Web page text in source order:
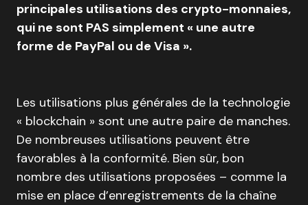
principales utilisations des crypto-monnaies,
qui ne sont PAS simplement « une autre
forme de PayPal ou de Visa ».
Les utilisations plus générales de la technologie
« blockchain » sont une autre paire de manches.
De nombreuses utilisations peuvent être
favorables à la conformité. Bien sûr, bon
nombre des utilisations proposées – comme la
mise en place d’enregistrements de la chaîne